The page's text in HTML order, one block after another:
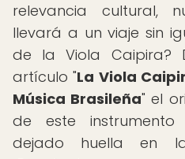
relevancia cultural,
llevará a un viaje sin
de la Viola Caipira?
artículo "La Viola
Música Brasileña" el
de este
dejado huella en